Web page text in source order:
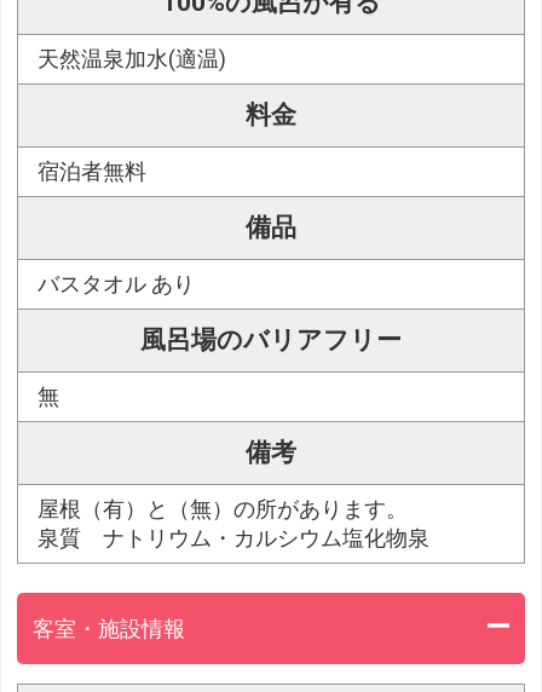
天然温泉加水(適温)
料金
宿泊者無料
備品
バスタオル あり
風呂場のバリアフリー
無
備考
屋根（有）と（無）の所があります。
泉質 ナトリウム・カルシウム塩化物泉
客室・施設情報